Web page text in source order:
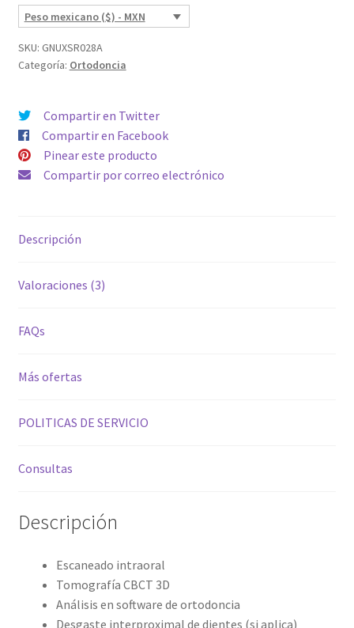
Peso mexicano ($) - MXN
SKU: GNUXSR028A
Categoría: Ortodoncia
Compartir en Twitter
Compartir en Facebook
Pinear este producto
Compartir por correo electrónico
Descripción
Valoraciones (3)
FAQs
Más ofertas
POLITICAS DE SERVICIO
Consultas
Descripción
Escaneado intraoral
Tomografía CBCT 3D
Análisis en software de ortodoncia
Desgaste interproximal de dientes (si aplica)